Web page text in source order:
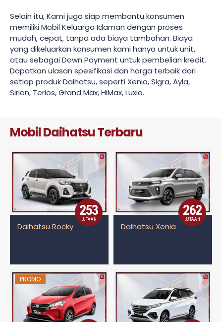
Selain itu, Kami juga siap membantu konsumen
memiliki Mobil Keluarga Idaman dengan proses
mudah, cepat, tanpa ada biaya tambahan. Biaya
yang dikeluarkan konsumen kami hanya untuk unit,
atau sebagai Down Payment untuk pembelian kredit.
Dapatkan ulasan spesifikasi dan harga terbaik dari
setiap produk Daihatsu, seperti Xenia, Sigra, Ayla,
Sirion, Terios, Grand Max, HiMax, Luxio.
Mobil Daihatsu Terbaru
253
JUTAAN
Daihatsu Rocky
262
JUTAAN
Daihatsu Xenia
PROMO